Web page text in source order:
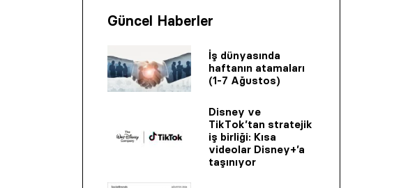
Güncel Haberler
İş dünyasında
haftanın atamaları
(1-7 Ağustos)
Disney ve
TikTok’tan stratejik
iş birliği: Kısa
videolar Disney+’a
taşınıyor